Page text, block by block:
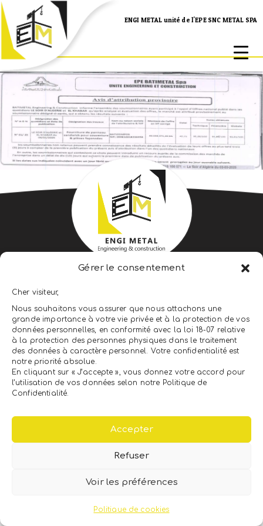
Gérer le consentement
Cher visiteur,
Nous souhaitons vous assurer que nous attachons une
grande importance à votre vie privée et à la protection de vos
données personnelles, en conformité avec la loi 18-07 relative
à la protection des personnes physiques dans le traitement
des données à caractère personnel. Votre confidentialité est
notre priorité absolue.
En cliquant sur « J’accepte », vous donnez votre accord pour
l’utilisation de vos données selon notre Politique de
Confidentialité.
Accepter
Refuser
Voir les préférences
Politique de cookies
ENGI METAL unité de l'EPE SNC METAL SPA
ENGI METAL ENGINEERING &
CONSTRUCTION
LEADER DU CLÉS EN MAIN
NEWSLETTER
Copyright © 2026 ENGI METAL.
Politique de protection de données